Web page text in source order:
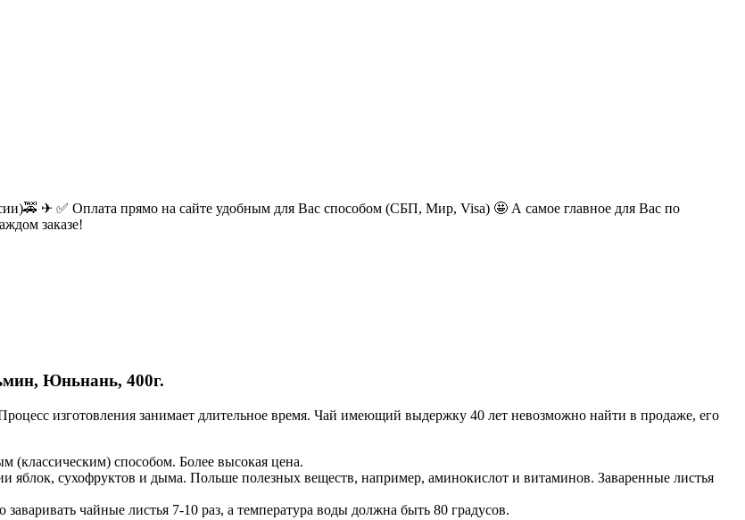
✈ ✅ Оплата прямо на сайте удобным для Вас способом (СБП, Мир, Visa) 🤩 А самое главное для Вас по
заказе!
Юньнань, 400г.
изготовления занимает длительное время. Чай имеющий выдержку 40 лет невозможно найти в продаже, его
(классическим) способом. Более высокая цена.
сухофруктов и дыма. Польше полезных веществ, например, аминокислот и витаминов. Заваренные листья
чайные листья 7-10 раз, а температура воды должна быть 80 градусов.